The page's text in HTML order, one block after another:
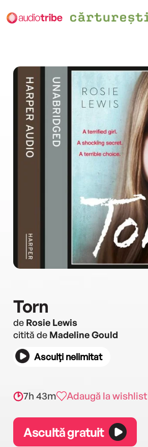
Torn
de Rosie Lewis
citită de Madeline Gould
Asculți nelimitat
7h 43m Adaugă la wishlist
Ascultă gratuit